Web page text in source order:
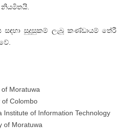
නියමිතයි.
සුදුසුකම් ලැබූ කණ්ඩායම් තේරී
Moratuwa
of Colombo
Institute of Information Technology
of Moratuwa